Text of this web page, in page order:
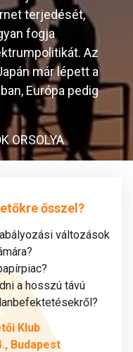
terjedését,
fogja
Az
már lépett a
Európa pedig
ORSOLYA
ősszel?
változások
a hosszú távú
Klub
Budapest